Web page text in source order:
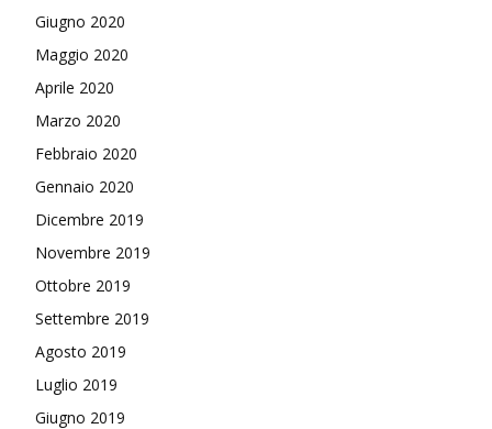
Giugno 2020
Maggio 2020
Aprile 2020
Marzo 2020
Febbraio 2020
Gennaio 2020
Dicembre 2019
Novembre 2019
Ottobre 2019
Settembre 2019
Agosto 2019
Luglio 2019
Giugno 2019